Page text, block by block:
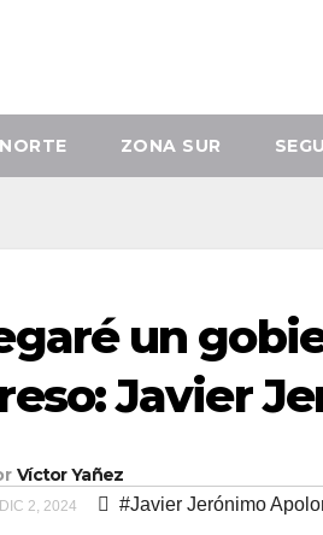
ZONA SUR
un
Javier
Víctor Yañez
DIC 2, 2024 #Javier Jerónimo